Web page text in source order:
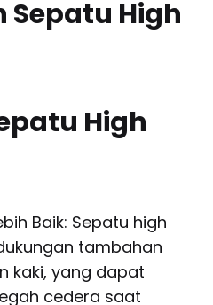
High
High
Baik: Sepatu high
tambahan
kaki, yang dapat
cedera saat